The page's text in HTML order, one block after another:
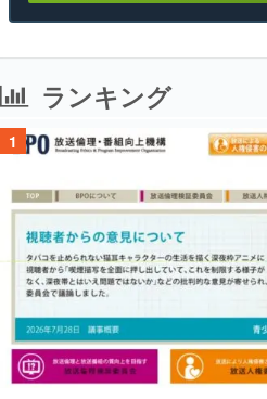
ランキング
1